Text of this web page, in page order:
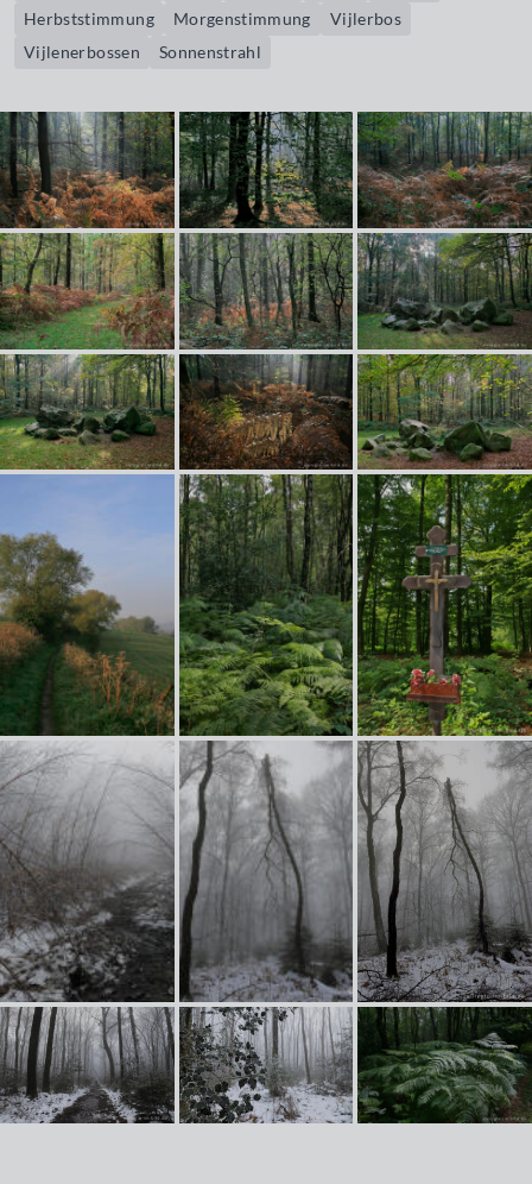
Herbststimmung
Morgenstimmung
Vijlerbos
Vijlenerbossen
Sonnenstrahl